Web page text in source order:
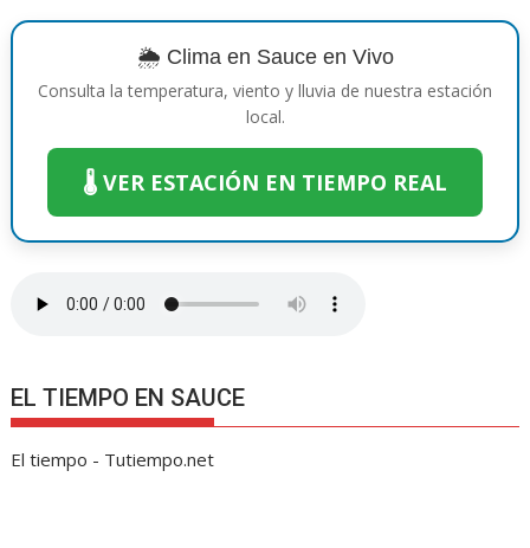
o
k
st A
p
p
n
g
er
Li
n
k
a
m
ar
ti
r
🌦️ Clima en Sauce en Vivo
Consulta la temperatura, viento y lluvia de nuestra estación
local.
🌡️ VER ESTACIÓN EN TIEMPO REAL
EL TIEMPO EN SAUCE
El tiempo - Tutiempo.net